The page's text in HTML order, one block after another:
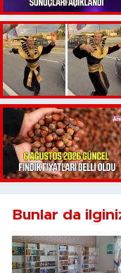
Bunlar da